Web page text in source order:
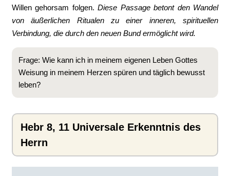
Willen gehorsam folgen.Diese Passage betont den Wandel
von äußerlichen Ritualen zu einer inneren, spirituellen
Verbindung, die durch den neuen Bund ermöglicht wird.
Frage: Wie kann ich in meinem eigenen Leben Gottes
Weisung in meinem Herzen spüren und täglich bewusst
leben?
Hebr 8, 11 Universale Erkenntnis des
Herrn